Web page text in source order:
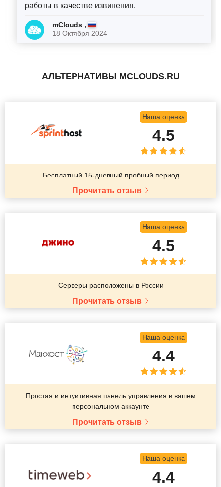
работы в качестве извинения.
mСlouds ,
18 Октября 2024
АЛЬТЕРНАТИВЫ MCLOUDS.RU
Наша оценка
4.5
Бесплатный 15-дневный пробный период
Прочитать отзыв
Наша оценка
4.5
Серверы расположены в России
Прочитать отзыв
Наша оценка
4.4
Простая и интуитивная панель управления в вашем
персональном аккаунте
Прочитать отзыв
Наша оценка
4.4